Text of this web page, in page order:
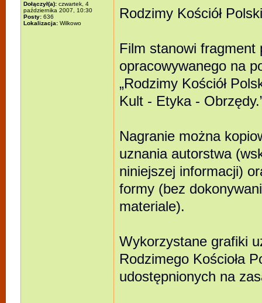
Dołączył(a): czwartek, 4
października 2007, 10:30
Posty: 636
Lokalizacja: Wilkowo
Rodzimy Kościół
Film stanowi fragment
opracowywanego na
„Rodzimy Kościół
Kult - Etyka -
Nagranie można
uznania autorstwa
niniejszej informacji)
formy (bez
materiale).
Wykorzystane grafiki
Rodzimego Kościoła
udostępnionych na